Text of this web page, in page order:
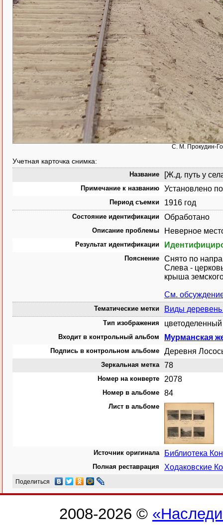
С. М. Прокудин-
Учетная карточка снимка:
Название [Ж.д. путь у
Примечание к названию Установлено
Период съемки 1916 год
Состояние идентификации Обработано
Описание проблемы Неверное
Результат идентификации
Пояснение
Снято по
Слева -
крыша
См.
Тематические метки Виды деревень
Тип изображения
Входит в контрольный альбом Мурманская
Подпись в контрольном альбоме Деревня
Зеркальная метка 78
Номер на конверте 2078
Номер в альбоме 84
Лист в альбоме
Источник оригинала Библиотека
Полная реставрация Ходаковские
Поделиться
2008-2026 ©